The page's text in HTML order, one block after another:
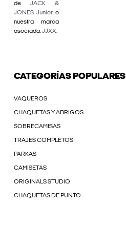
de JACK &
JONES Junior o
nuestra marca
asociada,JJXX.
CATEGORÍAS POPULARES
VAQUEROS
CHAQUETAS Y ABRIGOS
SOBRECAMISAS
TRAJES COMPLETOS
PARKAS
CAMISETAS
ORIGINALS STUDIO
CHAQUETAS DE PUNTO